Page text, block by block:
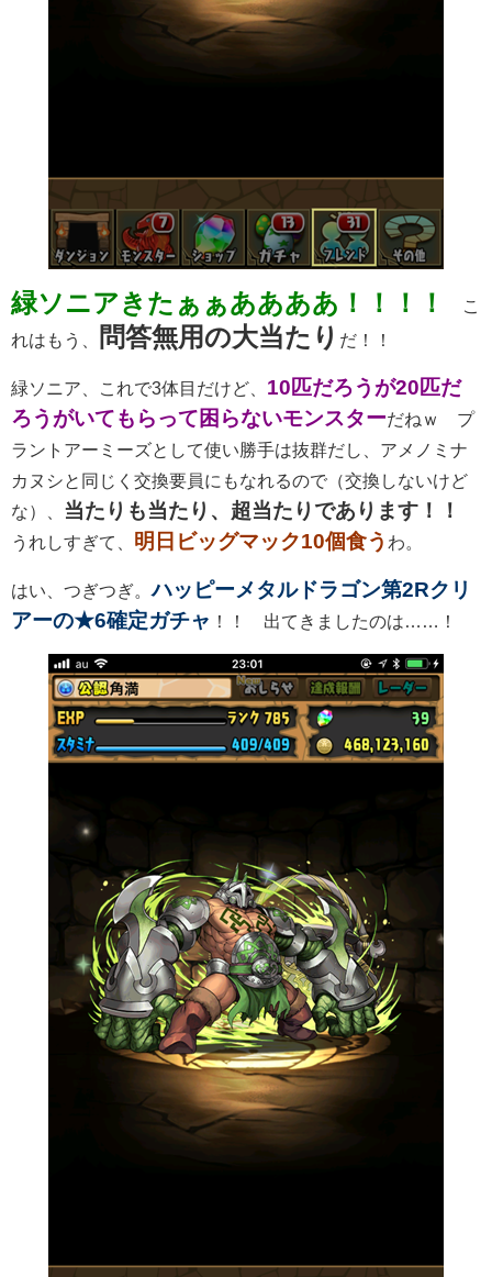
緑ソニアきたぁぁああああ！！！！
こ
れはもう、
問答無用の大当たり だ！！
緑ソニア、これで3体目だけど、 10匹だろうが20匹だ
ろうがいてもらって困らないモンスターだねｗ プ
ラントアーミーズとして使い勝手は抜群だし、アメノミナ
カヌシと同じく交換要員にもなれるので（交換しないけど
な）、 当たりも当たり、超当たりであります！！
うれしすぎて、 明日ビッグマック10個食う わ。
はい、つぎつぎ。ハッピーメタルドラゴン第2Rクリ
アーの★6確定ガチャ ！！ 出てきましたのは……！